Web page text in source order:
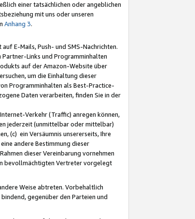
einer tatsächlichen oder angeblichen
mit uns oder unseren
Anhang 3.
E-Mails, Push- und SMS-Nachrichten.
Links und Programminhalten
auf der Amazon-Website über
um die Einhaltung dieser
Programminhalten als Best-Practice-
Daten verarbeiten, finden Sie in der
Verkehr (Traffic) anregen können,
jederzeit (unmittelbar oder mittelbar)
(c) ein Versäumnis unsererseits, Ihre
andere Bestimmung dieser
dieser Vereinbarung vornehmen
bevollmächtigten Vertreter vorgelegt
Weise abtreten. Vorbehaltlich
gegenüber den Parteien und